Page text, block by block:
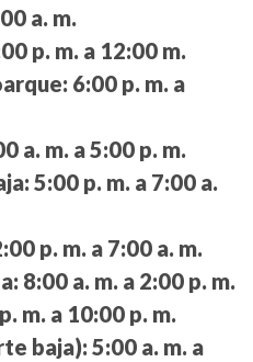
a. m.
p. m. a 12:00 m.
6:00 p. m. a
a. m. a 5:00 p. m.
5:00 p. m. a 7:00 a.
p. m. a 7:00 a. m.
8:00 a. m. a 2:00 p. m.
m. a 10:00 p. m.
baja): 5:00 a. m. a